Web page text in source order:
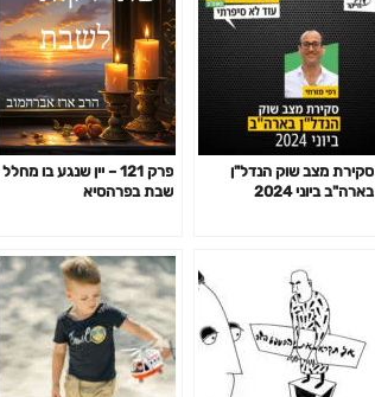
סקירת מצב שוק הנדל"ן
בארה"ב ביוני 2024
פרק 121 – יין שנגע בו מחלל
שבת בפרהסיא